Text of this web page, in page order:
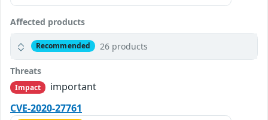
Affected products
Recommended 26 products
Threats
Impact
important
CVE-2020-27761